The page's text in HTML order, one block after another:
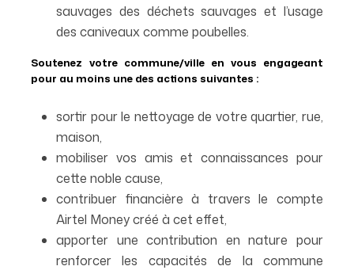
sauvages des déchets sauvages et l’usage
des caniveaux comme poubelles.
Soutenez votre commune/ville en vous engageant
pour au moins une des actions suivantes :
sortir pour le nettoyage de votre quartier, rue,
maison,
mobiliser vos amis et connaissances pour
cette noble cause,
contribuer financière à travers le compte
Airtel Money créé à cet effet,
apporter une contribution en nature pour
renforcer les capacités de la commune